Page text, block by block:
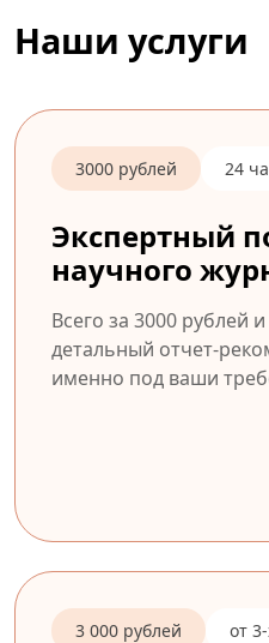
Наши услуги
3000 рублей 24
Экспертный
научного
Всего за 3000 рублей
детальный отчет-
именно под ваши
3 000 рублей от